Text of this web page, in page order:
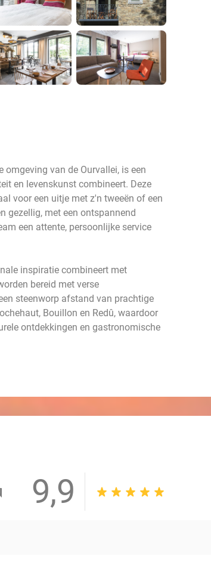
omgeving van de Ourvallei, is een
en levenskunst combineert. Deze
voor een uitje met z'n tweeën of een
gezellig, met een ontspannend
een attente, persoonlijke service
inspiratie combineert met
bereid met verse
steenworp afstand van prachtige
Bouillon en Redû, waardoor
ontdekkingen en gastronomische
9,9